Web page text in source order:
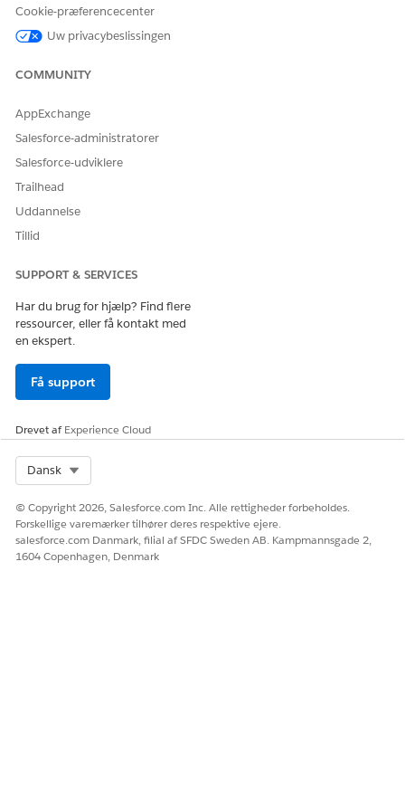
Giv os besked, så vi kan forbedre os!
Cookie-præferencecenter
Uw privacybeslissingen
COMMUNITY
AppExchange
Salesforce-administratorer
Salesforce-udviklere
Trailhead
Uddannelse
Tillid
SUPPORT & SERVICES
Har du brug for hjælp? Find flere
ressourcer, eller få kontakt med
en ekspert.
Få support
Drevet afExperience Cloud
Dansk
© Copyright 2026, Salesforce.com Inc. Alle rettigheder forbeholdes.
Forskellige varemærker tilhører deres respektive ejere.
salesforce.com Danmark, filial af SFDC Sweden AB. Kampmannsgade 2,
1604 Copenhagen, Denmark